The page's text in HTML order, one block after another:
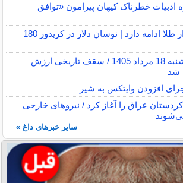
ادبیات خطرناک کیهان پیرامون «توافق
اصلاح قیمت‌ها در بازار طلا ادامه دارد | نوسان دلار در کریدور 180
پایان بورس امروز یکشنبه 18 مرداد 1405 / سقف تاریخی ارزش
شد
افزودن وایتکس به شیر
کردستان عراق را آغاز کرد / نیروهای خارجی
سایر خبرهای داغ »